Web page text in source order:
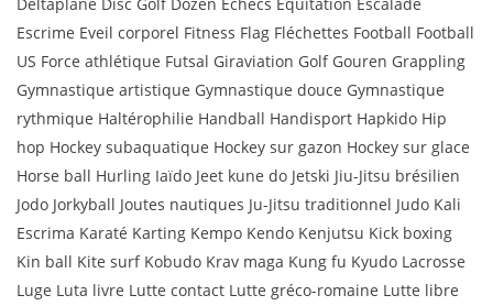
Escrime Eveil corporel Fitness Flag Fléchettes Football Football
US Force athlétique Futsal Giraviation Golf Gouren Grappling
Gymnastique artistique Gymnastique douce Gymnastique
rythmique Haltérophilie Handball Handisport Hapkido Hip
hop Hockey subaquatique Hockey sur gazon Hockey sur glace
Horse ball Hurling Iaïdo Jeet kune do Jetski Jiu-Jitsu brésilien
Jodo Jorkyball Joutes nautiques Ju-Jitsu traditionnel Judo Kali
Escrima Karaté Karting Kempo Kendo Kenjutsu Kick boxing
Kin ball Kite surf Kobudo Krav maga Kung fu Kyudo Lacrosse
Luge Luta livre Lutte contact Lutte gréco-romaine Lutte libre